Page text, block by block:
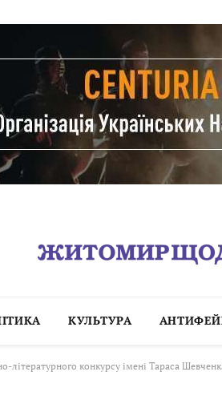
КУЛЬТУРА
конкурсу імені Тараса